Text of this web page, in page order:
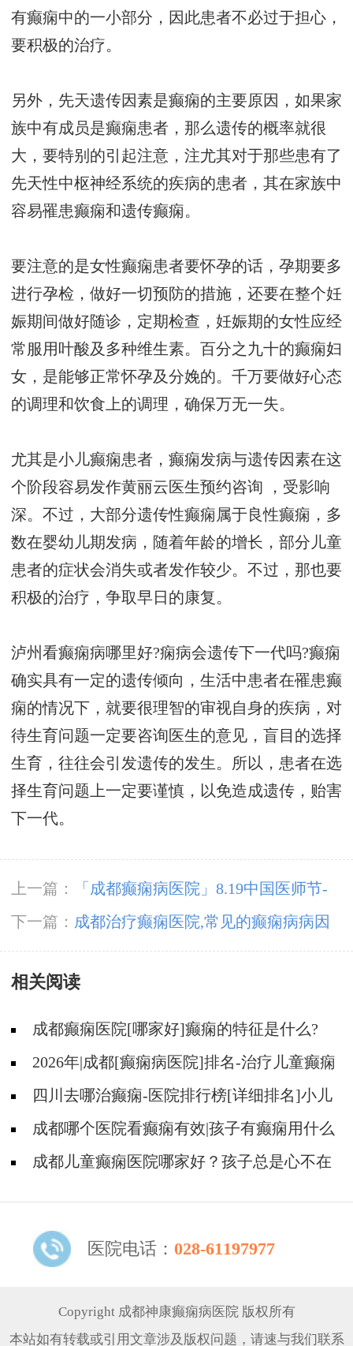
有癫痫中的一小部分，因此患者不必过于担心，
要积极的治疗。
另外，先天遗传因素是癫痫的主要原因，如果家
族中有成员是癫痫患者，那么遗传的概率就很
大，要特别的引起注意，注尤其对于那些患有了
先天性中枢神经系统的疾病的患者，其在家族中
容易罹患癫痫和遗传癫痫。
要注意的是女性癫痫患者要怀孕的话，孕期要多
进行孕检，做好一切预防的措施，还要在整个妊
娠期间做好随诊，定期检查，妊娠期的女性应经
常服用叶酸及多种维生素。百分之九十的癫痫妇
女，是能够正常怀孕及分娩的。千万要做好心态
的调理和饮食上的调理，确保万无一失。
尤其是小儿癫痫患者，癫痫发病与遗传因素在这
个阶段容易发作黄丽云医生预约咨询 ，受影响
深。不过，大部分遗传性癫痫属于良性癫痫，多
数在婴幼儿期发病，随着年龄的增长，部分儿童
患者的症状会消失或者发作较少。不过，那也要
积极的治疗，争取早日的康复。
泸州看癫痫病哪里好?痫病会遗传下一代吗?癫痫
确实具有一定的遗传倾向，生活中患者在罹患癫
痫的情况下，就要很理智的审视自身的疾病，对
待生育问题一定要咨询医生的意见，盲目的选择
生育，往往会引发遗传的发生。所以，患者在选
择生育问题上一定要谨慎，以免造成遗传，贻害
下一代。
上一篇：
「成都癫痫病医院」8.19中国医师节-
百年华诞同筑梦·医者担当践初心，致敬最美医
者
下一篇： 成都治疗癫痫医院,常见的癫痫病病因
有哪些?
相关阅读
成都癫痫医院[哪家好]癫痫的特征是什么?
2026年|成都[癫痫病医院]排名-治疗儿童癫痫
好? 四川去哪治癫痫-医院排行榜[详细排名]小儿
癫痫如何治疗?
成都哪个医院看癫痫有效|孩子有癫痫用什么
方法治比较好?
成都儿童癫痫医院哪家好？孩子总是心不在
医院电话： 028-61197977
Copyright 成都神康癫痫病医院 版权所有
本站如有转载或引用文章涉及版权问题，请速与我们联系